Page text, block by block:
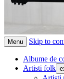
Menu Skip to
Albume de
Artisti folk